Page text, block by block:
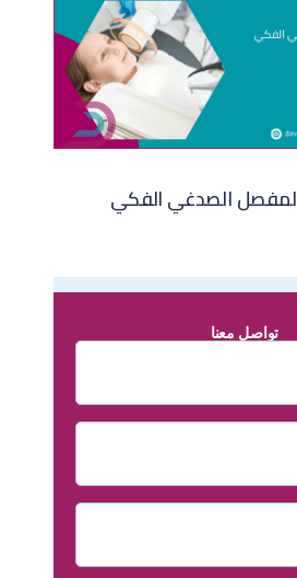
الصدغي الفكي
تواصل معنا